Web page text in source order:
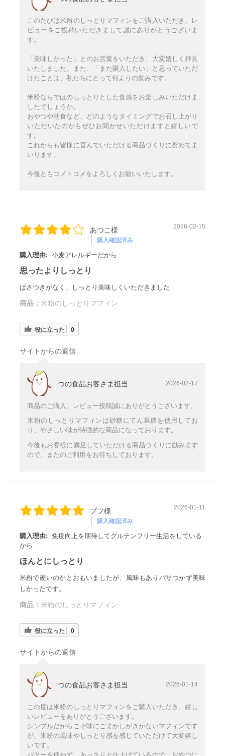
このたびは米粉のしっとりマフィンをご購入いただき、レ
ビューをご投稿いただきまして誠にありがとうございま
す。
「美味しかった」とのお言葉をいただき、大変嬉しく拝見
いたしました。また、「また購入したい」と思っていただ
けたことは、私たちにとって何よりの励みです。
米粉ならではのしっとりとした食感をお楽しみいただけま
したでしょうか。
おやつや朝食など、どのようなタイミングでお召し上がり
いただいたのかもぜひお聞かせいただけますと嬉しいで
す。
これからも皆様に喜んでいただける商品づくりに努めてま
いります。
今後ともコメトコメをよろしくお願いいたします。
あつこ様
購入確認済み
2026-02-15
購入理由: 小麦アレルギーだから
思ったよりしっとり
ぱさつきがなく、しっとり美味しくいただきました
商品： 米粉のしっとりマフィン
役に立った 0
サイトからの返信
つの食品お客さま担当 2026-02-17
商品のご購入、レビュー投稿誠にありがとうございます。
米粉のしっとりマフィンは砂糖にてん菜糖を使用してお
り、やさしい味が特徴的な商品になっております。
今後もお客様に満足していただける商品つくりに励みます
ので、またのご利用をお待ちしております。
プフ様
購入確認済み
2026-01-11
購入理由: 免疫向上を期待してグルテンフリー生活をしている
から
ほんとにしっとり
米粉で硬いのかとおもいましたが、風味もありパサつかず美味
しかったです。
商品： 米粉のしっとりマフィン
役に立った 0
サイトからの返信
つの食品お客さま担当 2026-01-14
この度は米粉のしっとりマフィンをご購入いただき、嬉し
いレビューをありがとうございます。
シンプルだからこそ味にごまかしがきかないマフィンです
が、米粉の風味やしっとり感を感じていただけて大変嬉し
いです。